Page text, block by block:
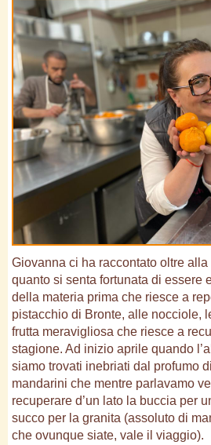
Giovanna ci ha raccontato oltre
quanto si senta fortunata di essere
della materia prima che riesce a
pistacchio di Bronte, alle nocciole,
frutta meravigliosa che riesce a
stagione. Ad inizio aprile quando
siamo trovati inebriati dal profumo
mandarini che mentre parlavamo
recuperare d’un lato la buccia per
succo per la granita (assoluto di
che ovunque siate, vale il viaggio).